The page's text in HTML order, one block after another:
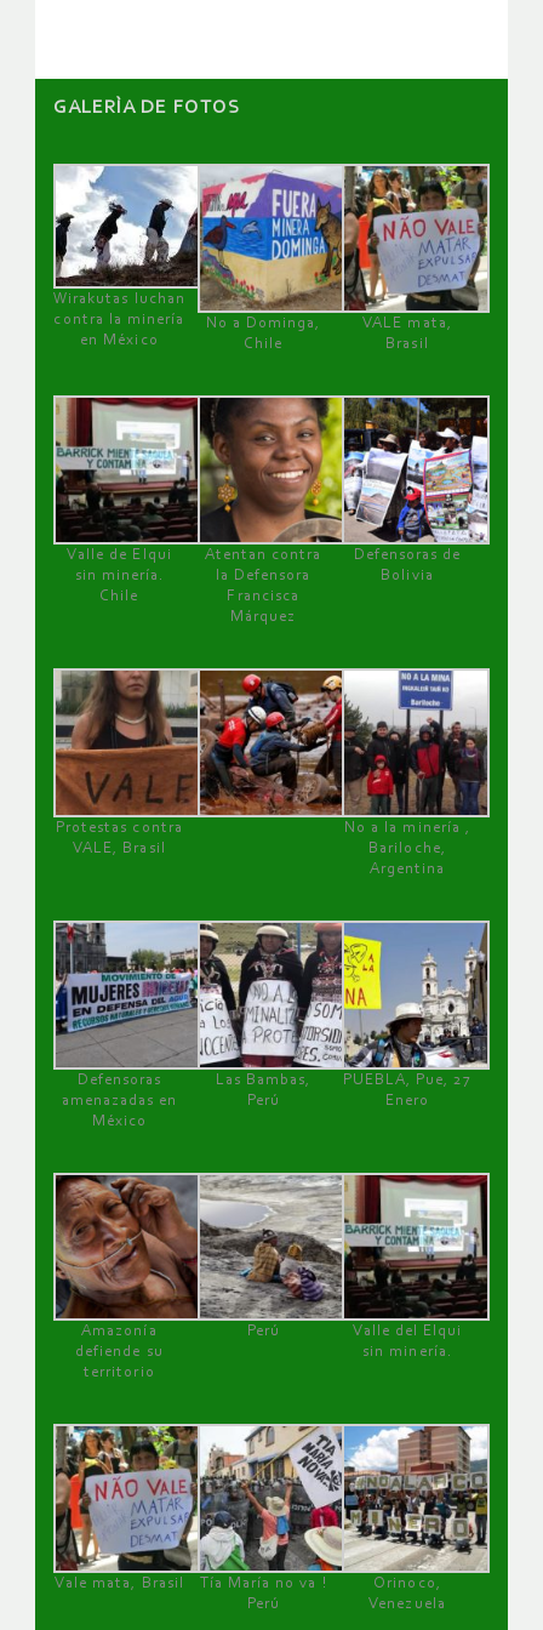
GALERÌA DE FOTOS
Wirakutas luchan
contra la minería
en México
No a Dominga,
Chile
VALE mata,
Brasil
Valle de Elqui
sin minería.
Chile
Atentan contra
la Defensora
Francisca
Márquez
Defensoras de
Bolivia
Protestas contra
VALE, Brasil
No a la minería ,
Bariloche,
Argentina
Defensoras
amenazadas en
México
Las Bambas,
Perú
PUEBLA, Pue, 27
Enero
Amazonía
defiende su
territorio
Perú
Valle del Elqui
sin minería.
Vale mata, Brasil
Tía María no va !
Perú
Orinoco,
Venezuela